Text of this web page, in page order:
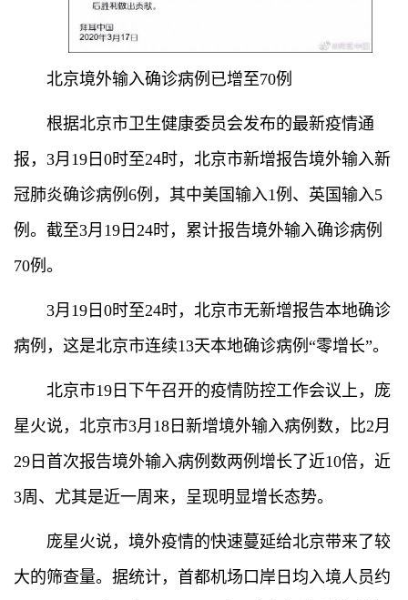
北京境外输入确诊病例已增至70例
根据北京市卫生健康委员会发布的最新疫情通
报，3月19日0时至24时，北京市新增报告境外输入新
冠肺炎确诊病例6例，其中美国输入1例、英国输入5
例。截至3月19日24时，累计报告境外输入确诊病例
70例。
3月19日0时至24时，北京市无新增报告本地确诊
病例，这是北京市连续13天本地确诊病例“零增长”。
北京市19日下午召开的疫情防控工作会议上，庞
星火说，北京市3月18日新增境外输入病例数，比2月
29日首次报告境外输入病例数两例增长了近10倍，近
3周、尤其是近一周来，呈现明显增长态势。
庞星火说，境外疫情的快速蔓延给北京带来了较
大的筛查量。据统计，首都机场口岸日均入境人员约